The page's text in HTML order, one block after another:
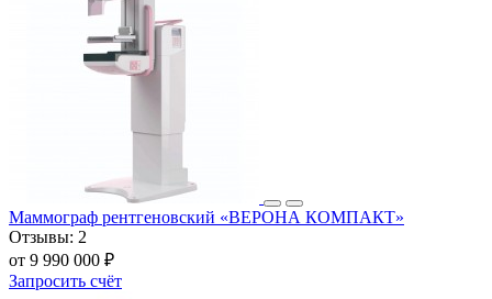
Маммограф рентгеновский «ВЕРОНА КОМПАКТ»
Отзывы: 2
от 9 990 000 ₽
Запросить счёт